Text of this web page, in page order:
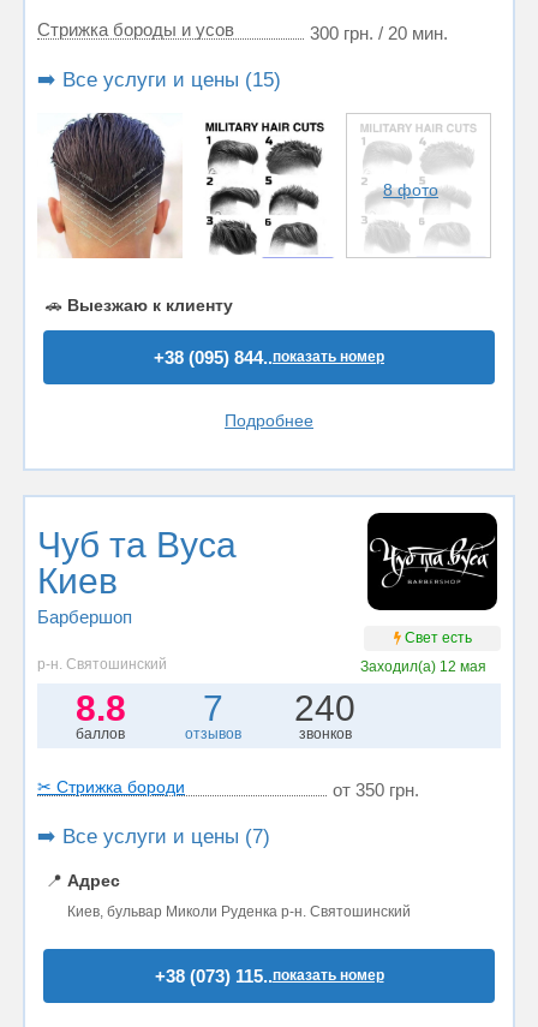
Стрижка бороды и усов 300 грн. / 20 мин.
➡️ Все услуги и цены (15)
8 фото
🚗 Выезжаю к клиенту
+38 (095) 844..показать номер
Подробнее
Чуб та Вуса
Киев
Барбершоп
Свет есть
р-н. Святошинский
Заходил(а) 12 мая
8.8
баллов
7
отзывов
240
звонков
✂ Стрижка бороди от 350 грн.
➡️ Все услуги и цены (7)
📍 Адрес
Киев, бульвар Миколи Руденка р-н. Святошинский
+38 (073) 115..показать номер